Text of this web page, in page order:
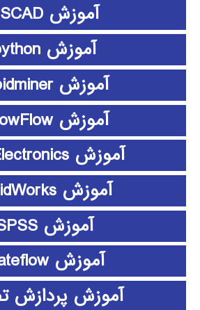
آموزش PSCAD
آموزش python
آموزش rapidminer
آموزش ShowFlow
آموزش SimElectronics
آموزش SolidWorks
آموزش SPSS
آموزش stateflow
آموزش پردازش